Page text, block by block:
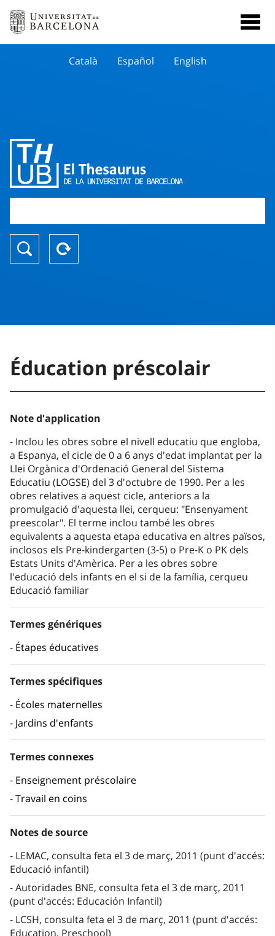
Català Español English
Éducation préscolair
Note d'application
Inclou les obres sobre el nivell educatiu que engloba,
a Espanya, el cicle de 0 a 6 anys d'edat implantat per la
Llei Orgànica d'Ordenació General del Sistema
Educatiu (LOGSE) del 3 d'octubre de 1990. Per a les
obres relatives a aquest cicle, anteriors a la
promulgació d'aquesta llei, cerqueu: "Ensenyament
preescolar". El terme inclou també les obres
equivalents a aquesta etapa educativa en altres països,
inclosos els Pre-kindergarten (3-5) o Pre-K o PK dels
Estats Units d'Amèrica. Per a les obres sobre
l'educació dels infants en el si de la família, cerqueu
Educació familiar
Termes génériques
Étapes éducatives
Termes spécifiques
Écoles maternelles
Jardins d'enfants
Termes connexes
Enseignement préscolaire
Travail en coins
Notes de source
LEMAC, consulta feta el 3 de març, 2011 (punt d'accés:
Educació infantil)
Autoridades BNE, consulta feta el 3 de març, 2011
(punt d'accés: Educación Infantil)
LCSH, consulta feta el 3 de març, 2011 (punt d'accés:
Education, Preschool)